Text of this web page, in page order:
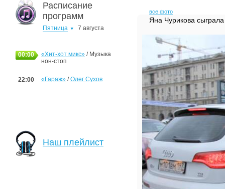
Расписание
программ
Пятница 7 августа
00:00 «Хит-хот микс» / Музыка
нон-стоп
22:00 «Гараж» /Олег Сухов
Наш плейлист
все фото
Яна Чурикова